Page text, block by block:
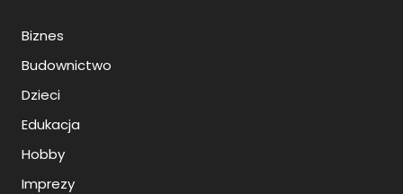
Biznes
Budownictwo
Dzieci
Edukacja
Hobby
Imprezy